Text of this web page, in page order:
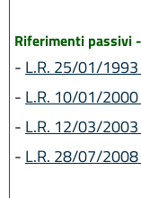
Riferimenti passivi
- L.R. 25/01/
- L.R. 10/01/2000
- L.R. 12/03/2003
- L.R. 28/07/